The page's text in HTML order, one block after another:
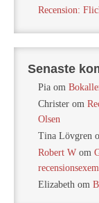
Recension:
Senaste
Pia om
Christer om
Olsen
Tina Lövgren
Robert W om
Elizabeth om